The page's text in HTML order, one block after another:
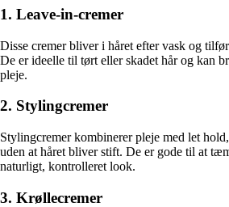
1. Leave-in-cremer
Disse cremer bliver i håret efter vask og
De er ideelle til tørt eller skadet hår og kan
pleje.
2. Stylingcremer
Stylingcremer kombinerer pleje med let
uden at håret bliver stift. De er gode til at
naturligt, kontrolleret look.
3. Krøllecremer